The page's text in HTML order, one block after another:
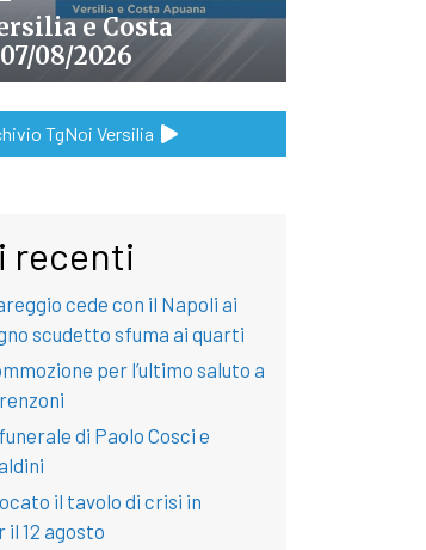
e Costa
08/2026
TgNoi Versilia
recenti
cede con il Napoli ai
scudetto sfuma ai quarti
per l’ultimo saluto a
di Paolo Cosci e
il tavolo di crisi in
il 12 agosto